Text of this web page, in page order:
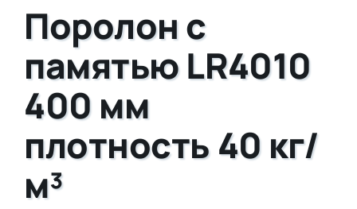
Поролон с
памятью LR4010
400 мм
плотность 40 кг/
м³